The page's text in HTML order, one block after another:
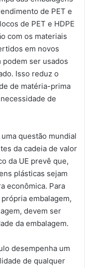
de PET e
de PET e HDPE
com os materiais
em novos
ser usados
Isso reduz o
de matéria-prima
de
questão mundial
da cadeia de valor
da UE prevê que,
plásticas sejam
econômica. Para
embalagem,
devem ser
da embalagem.
desempenha um
de qualquer